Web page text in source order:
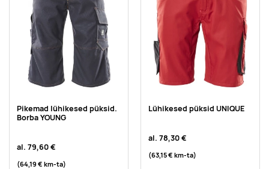
Pikemad lühikesed püksid.
Borba YOUNG
al. 79,60 €
(64,19 € km-ta)
Lühikesed püksid UNIQUE
al. 78,30 €
(63,15 € km-ta)